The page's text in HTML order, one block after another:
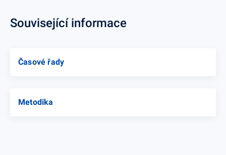
Související informace
Časové řady
Metodika